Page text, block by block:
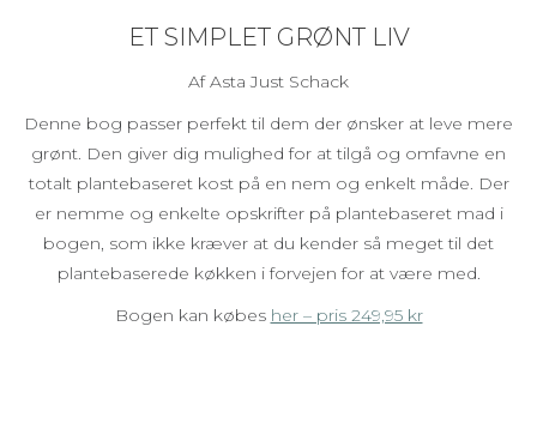
ET SIMPLET GRØNT LIV
Af Asta Just Schack
Denne bog passer perfekt til dem der ønsker at leve mere
grønt. Den giver dig mulighed for at tilgå og omfavne en
totalt plantebaseret kost på en nem og enkelt måde. Der
er nemme og enkelte opskrifter på plantebaseret mad i
bogen, som ikke kræver at du kender så meget til det
plantebaserede køkken i forvejen for at være med.
Bogen kan købes her – pris 249,95 kr